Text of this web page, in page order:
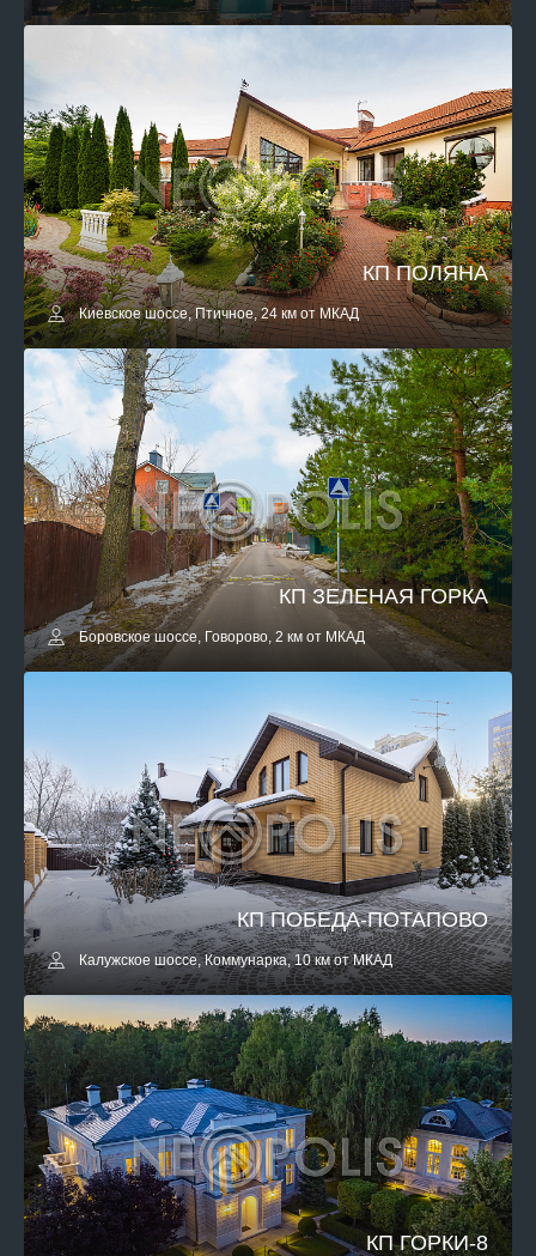
КП ПОЛЯНА
Киевское шоссе, Птичное, 24 км от МКАД
КП ЗЕЛЕНАЯ ГОРКА
Боровское шоссе, Говорово, 2 км от МКАД
КП ПОБЕДА-ПОТАПОВО
Калужское шоссе, Коммунарка, 10 км от МКАД
КП ГОРКИ-8